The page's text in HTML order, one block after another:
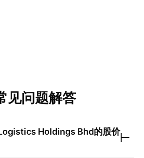
见问题解答
Holdings Bhd的股价